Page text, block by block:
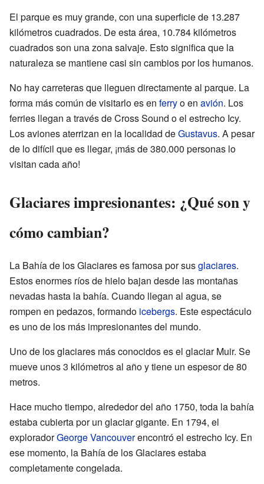
El parque es muy grande, con una superficie de 13.287
kilómetros cuadrados. De esta área, 10.784 kilómetros
cuadrados son una zona salvaje. Esto significa que la
naturaleza se mantiene casi sin cambios por los humanos.
No hay carreteras que lleguen directamente al parque. La
forma más común de visitarlo es en ferryo en avión. Los
ferries llegan a través de Cross Sound o el estrecho Icy.
Los aviones aterrizan en la localidad deGustavus. A pesar
de lo difícil que es llegar, ¡más de 380.000 personas lo
visitan cada año!
Glaciares impresionantes: ¿Qué son y
cómo cambian?
La Bahía de los Glaciares es famosa por susglaciares.
Estos enormes ríos de hielo bajan desde las montañas
nevadas hasta la bahía. Cuando llegan al agua, se
rompen en pedazos, formando icebergs. Este espectáculo
es uno de los más impresionantes del mundo.
Uno de los glaciares más conocidos es el glaciar Muir. Se
mueve unos 3 kilómetros al año y tiene un espesor de 80
metros.
Hace mucho tiempo, alrededor del año 1750, toda la bahía
estaba cubierta por un glaciar gigante. En 1794, el
exploradorGeorge Vancouverencontró el estrecho Icy. En
ese momento, la Bahía de los Glaciares estaba
completamente congelada.